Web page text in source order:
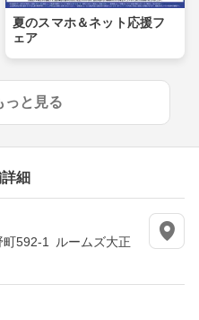
夏のスマホ＆ネット応援フ
ェア
っと見る
細
町592-1 ルームズ大正